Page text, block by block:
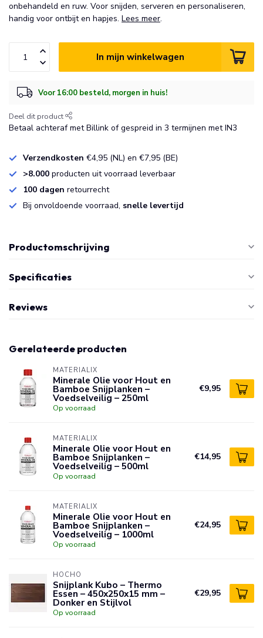
onbehandeld en ruw. Voor snijden, serveren en personaliseren,
handig voor ontbijt en hapjes. Lees meer.
In mijn winkelwagen
Voor 16:00 besteld, morgen in huis!
Deel dit product
Betaal achteraf met Billink of gespreid in 3 termijnen met IN3
Verzendkosten €4,95 (NL) en €7,95 (BE)
>8.000 producten uit voorraad leverbaar
100 dagen retourrecht
Bij onvoldoende voorraad, snelle levertijd
Productomschrijving
Specificaties
Reviews
Gerelateerde producten
MATERIALIX
Minerale Olie voor Hout en
Bamboe Snijplanken –
Voedselveilig – 250ml
Op voorraad
€9,95
MATERIALIX
Minerale Olie voor Hout en
Bamboe Snijplanken –
Voedselveilig – 500ml
Op voorraad
€14,95
MATERIALIX
Minerale Olie voor Hout en
Bamboe Snijplanken –
Voedselveilig – 1000ml
Op voorraad
€24,95
HOCHO
Snijplank Kubo – Thermo
Essen – 450x250x15 mm –
Donker en Stijlvol
Op voorraad
€29,95